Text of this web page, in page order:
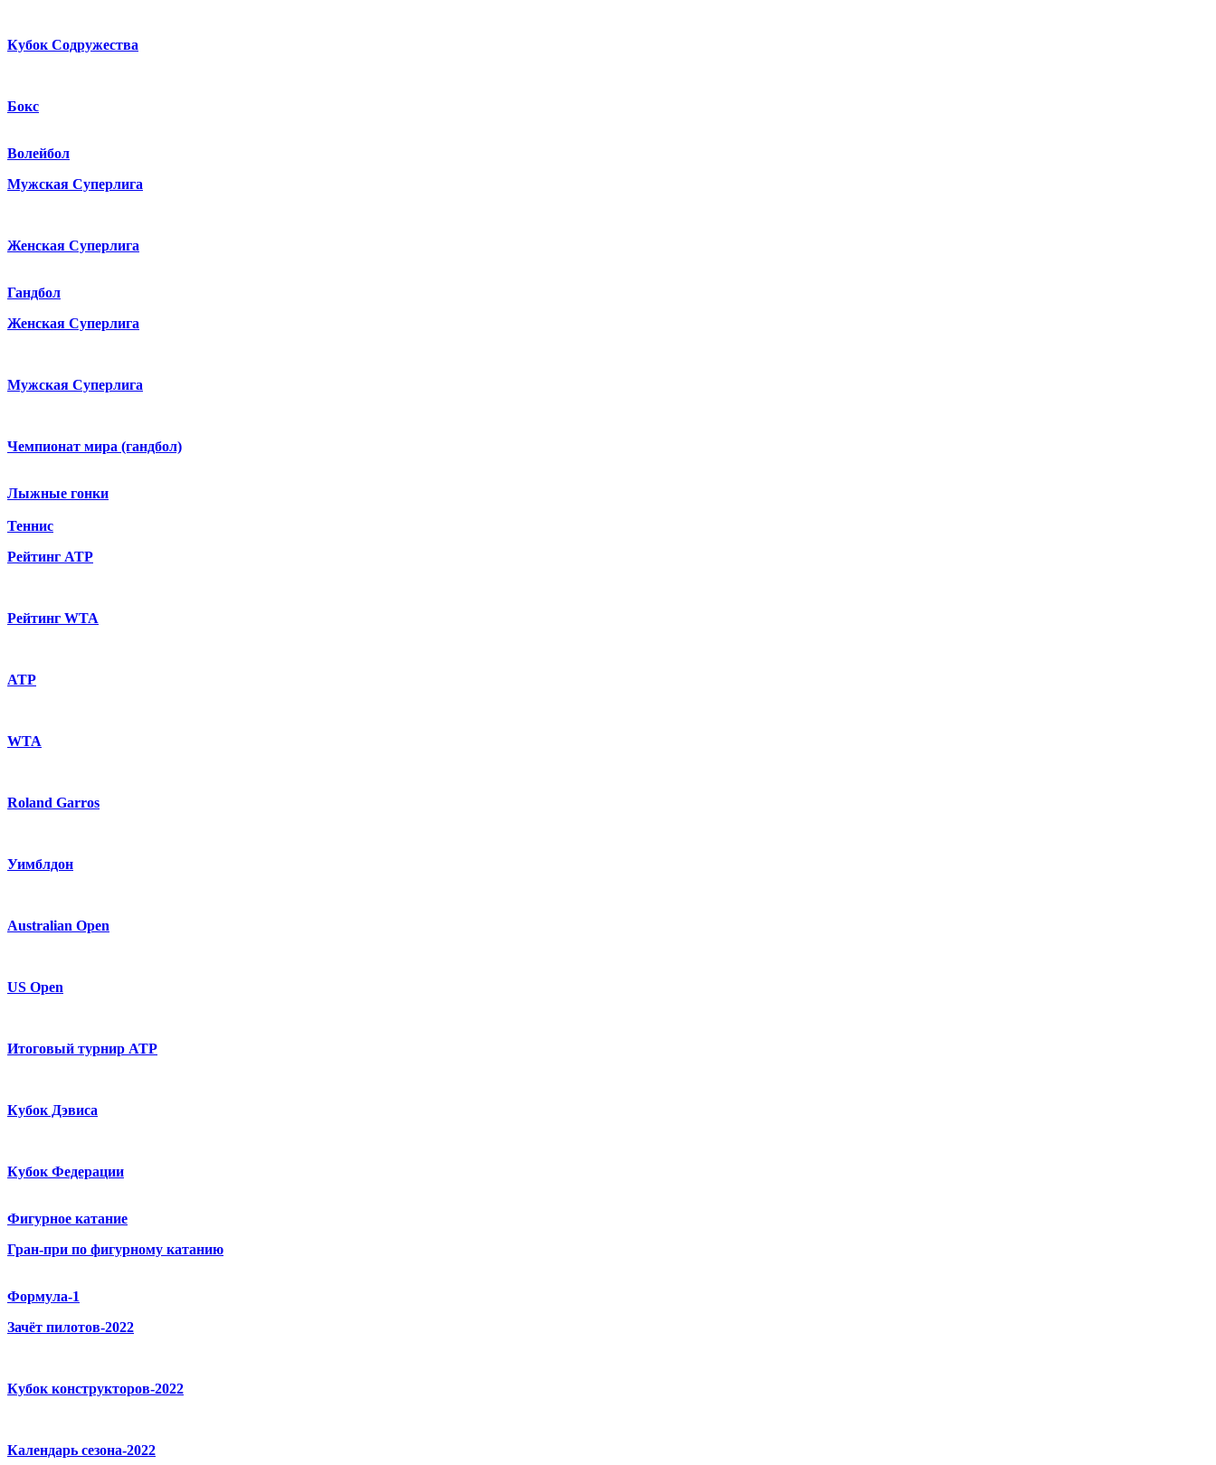
Кубок Содружества
Бокс
Волейбол
Мужская Суперлига
Женская Суперлига
Гандбол
Женская Суперлига
Мужская Суперлига
Чемпионат мира (гандбол)
Лыжные гонки
Теннис
Рейтинг ATP
Рейтинг WTA
ATP
WTA
Roland Garros
Уимблдон
Australian Open
US Open
Итоговый турнир ATP
Кубок Дэвиса
Кубок Федерации
Фигурное катание
Гран-при по фигурному катанию
Формула-1
Зачёт пилотов-2022
Кубок конструкторов-2022
Календарь сезона-2022